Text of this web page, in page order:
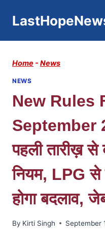
Home - News
NEWS
New Rules
September
पहली तारीख़
नियम, LPG
होगा बदलाव,
By Kirti Singh September